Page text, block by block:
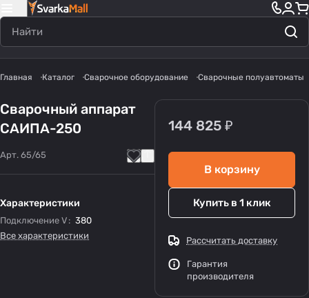
Главная Каталог Сварочное оборудование Сварочные полуавтоматы
Сварочный аппарат
САИПА-250
Арт. 65/65
Характеристики
Подключение V : 380
Все характеристики
144 825 ₽
В корзину
Купить в 1 клик
Рассчитать доставку
Гарантия
производителя